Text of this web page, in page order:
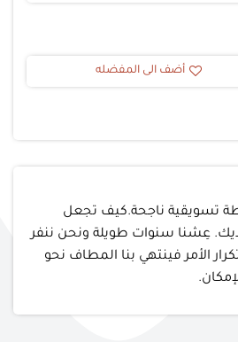
أضف الى المفضله
تسويقية ناجحة.كيف تجعل
عِشنا سنوات طويلة ونحن ننفر
الأمر فينتهي بنا المطاف نحو